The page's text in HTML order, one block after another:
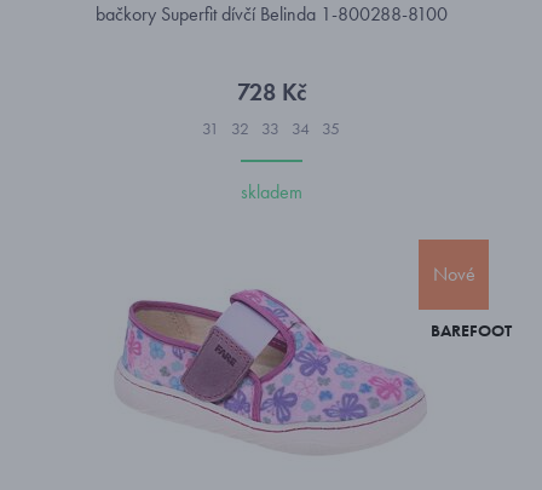
bačkory Superfit dívčí Belinda 1-800288-8100
728 Kč
31 32 33 34 35
skladem
Nové
BAREFOOT